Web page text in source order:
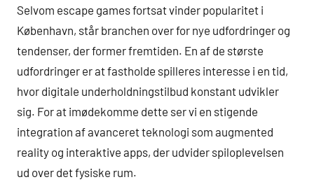
Selvom escape games fortsat vinder popularitet i
København, står branchen over for nye udfordringer og
tendenser, der former fremtiden. En af de største
udfordringer er at fastholde spilleres interesse i en tid,
hvor digitale underholdningstilbud konstant udvikler
sig. For at imødekomme dette ser vi en stigende
integration af avanceret teknologi som augmented
reality og interaktive apps, der udvider spiloplevelsen
ud over det fysiske rum.